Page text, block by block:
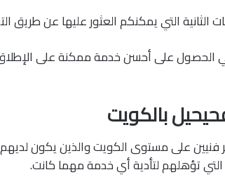
الثانية التي يمكنكم العثور عليها عن
على أحسن خدمة ممكنة على الإطلاق
بالكويت
فنيين على مستوى الكويت والذين يكون
تؤهلهم لتأدية أي خدمة مهما كانت.